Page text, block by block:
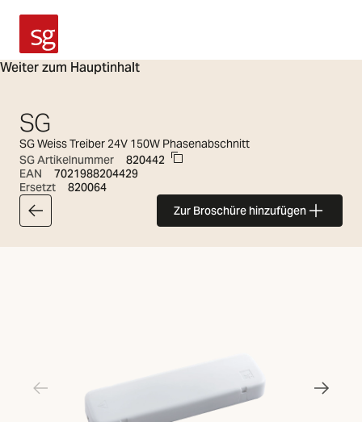
Weiter zum Hauptinhalt
SG Armaturen
SG
SG Weiss Treiber 24V 150W Phasenabschnitt
SG Artikelnummer
820442
EAN
7021988204429
Ersetzt
820064
Zurück zur Artikelliste Zur Broschüre hinzufügen